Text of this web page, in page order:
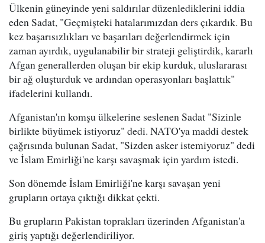
Ülkenin güneyinde yeni saldırılar düzenlediklerini iddia
eden Sadat, "Geçmişteki hatalarımızdan ders çıkardık. Bu
kez başarısızlıkları ve başarıları değerlendirmek için
zaman ayırdık, uygulanabilir bir strateji geliştirdik, kararlı
Afgan generallerden oluşan bir ekip kurduk, uluslararası
bir ağ oluşturduk ve ardından operasyonları başlattık"
ifadelerini kullandı.
Afganistan'ın komşu ülkelerine seslenen Sadat "Sizinle
birlikte büyümek istiyoruz" dedi. NATO'ya maddi destek
çağrısında bulunan Sadat, "Sizden asker istemiyoruz" dedi
ve İslam Emirliği'ne karşı savaşmak için yardım istedi.
Son dönemde İslam Emirliği'ne karşı savaşan yeni
grupların ortaya çıktığı dikkat çekti.
Bu grupların Pakistan toprakları üzerinden Afganistan'a
giriş yaptığı değerlendiriliyor.